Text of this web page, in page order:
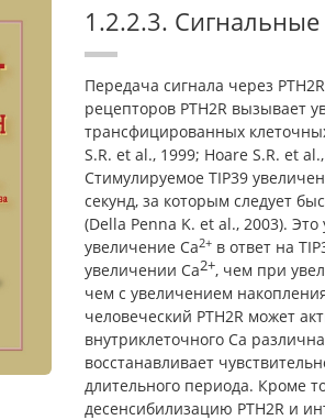
1.2.2.3. Сигнальные
Передача сигнала через
рецепторов PTH2R вызывает
трансфицированных
S.R. et al., 1999; Hoare S.R. et
Стимулируемое TIP39
секунд, за которым следует
(Della Penna K. et al., 2003). Это
увеличение Ca2+в ответ на
увеличении Ca2+, чем при
чем с увеличением
человеческий PTH2R может
внутриклеточного Ca
восстанавливает
длительного периода. Кроме
десенсибилизацию PTH2R и